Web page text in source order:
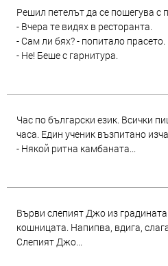
Решил петелът да се пошегува с
- Вчера те видях в ресторанта.
- Сам ли бях? - попитало прасето.
- Не! Беше с гарнитура.
Час по български език. Всички
часа. Един ученик възпитано
- Някой ритна камбаната...
Върви слепият Джо из
кошницата. Напипва, вдига,
Слепият Джо...